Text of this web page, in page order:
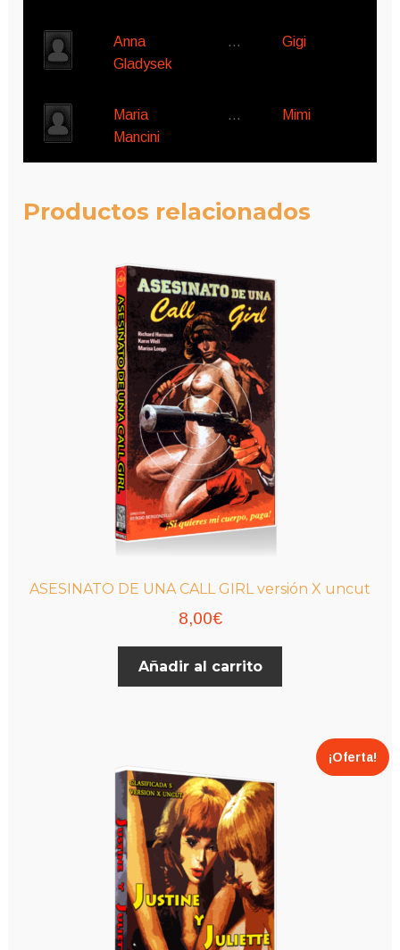
Anna
Gladysek
… Gigi
Maria
Mancini
… Mimi
Productos relacionados
ASESINATO DE UNA CALL GIRL versión X uncut
8,00€
Añadir al carrito
¡Oferta!